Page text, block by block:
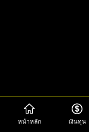
หน้าหลัก เงินทุน